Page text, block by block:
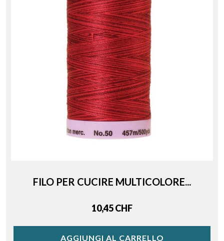
FILO PER CUCIRE MULTICOLORE...
Price
10,45 CHF
AGGIUNGI AL CARRELLO